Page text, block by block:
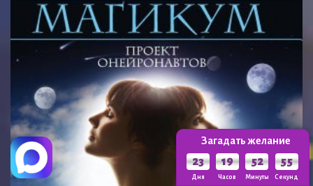
Загадать желание
23
Дня
19
Часов
52
Минуты
53
Секунды